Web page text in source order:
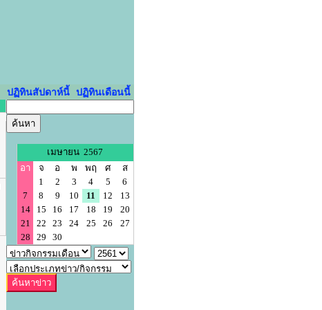
ปฏิทินสัปดาห์นี้
ปฏิทินเดือนนี้
เมษายน 2567
อา
จ อ พ พฤ ศ
ส
1
2 3 4 5
6
7
8 9 10 11 12
13
14
15 16 17 18 19
20
21
22 23 24 25 26
27
28
29 30